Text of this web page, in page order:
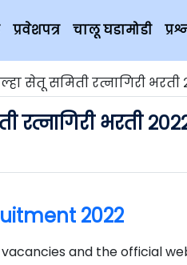
प्रवेशपत्र चालू घडामोडी
सेतू समिती रत्नागिरी
रत्नागिरी भरती
2022
and the official